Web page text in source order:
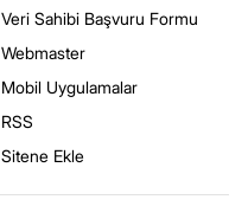
Veri Sahibi Başvuru Formu
Webmaster
Mobil Uygulamalar
RSS
Sitene Ekle